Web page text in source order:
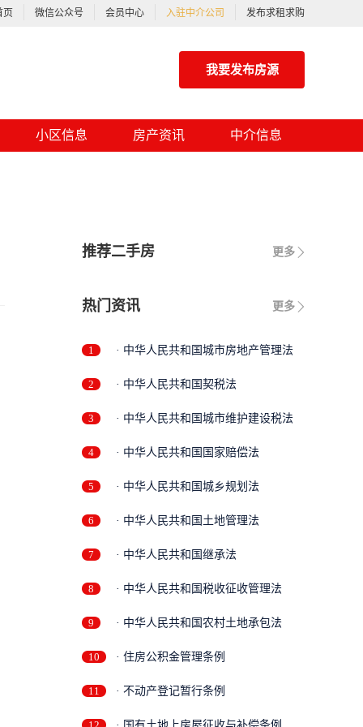
页 微信公众号 会员中心 入驻中介公司 发布求租求购
我要发布房源
小区信息 房产资讯 中介信息
更多
推荐二手房
更多
热门资讯
1 · 中华人民共和国城市房地产管理法
2 · 中华人民共和国契税法
3 · 中华人民共和国城市维护建设税法
4 · 中华人民共和国国家赔偿法
5 · 中华人民共和国城乡规划法
6 · 中华人民共和国土地管理法
7 · 中华人民共和国继承法
8 · 中华人民共和国税收征收管理法
9 · 中华人民共和国农村土地承包法
10 · 住房公积金管理条例
11 · 不动产登记暂行条例